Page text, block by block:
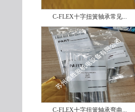
C-FLEX十字扭簧轴承常见...
C-FLEX十字扭簧轴承弯曲...